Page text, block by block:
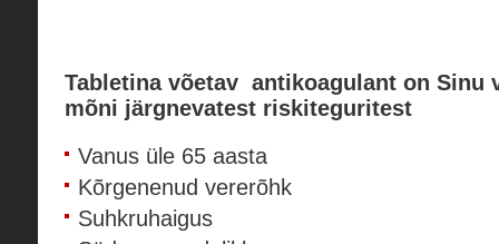
Tabletina võetav antikoagulant on Sinu
mõni järgnevatest riskiteguritest
Vanus üle 65 aasta
Kõrgenenud vererõhk
Suhkruhaigus